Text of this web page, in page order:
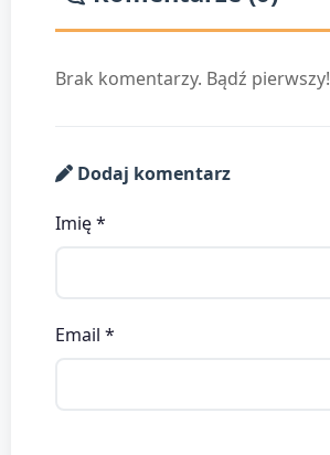
Brak komentarzy. Bądź pierwszy!
Dodaj komentarz
Imię *
Email *